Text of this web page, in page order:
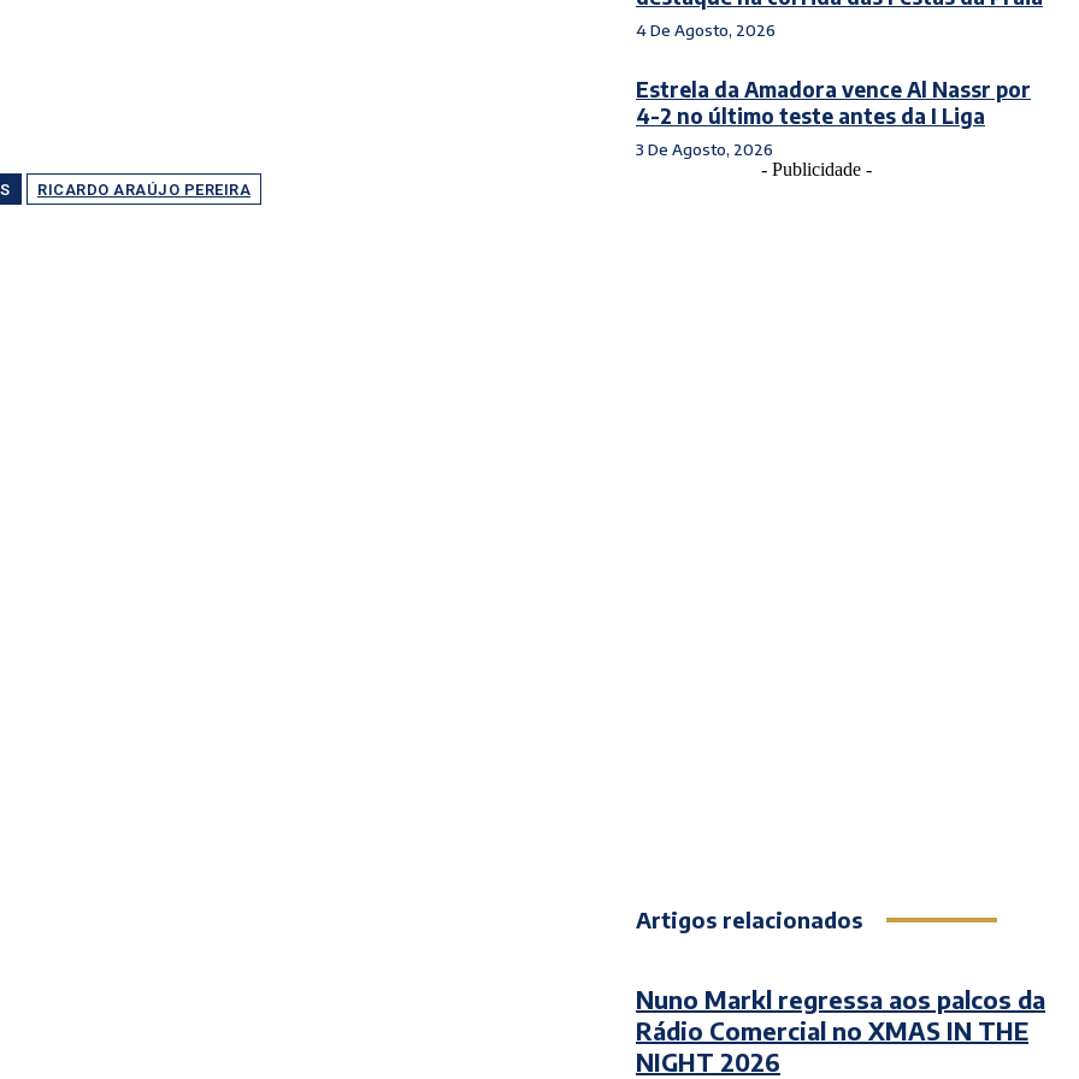
RICARDO ARAÚJO PEREIRA
4 De Agosto, 2026
Estrela da Amadora vence Al Nassr por
4-2 no último teste antes da I Liga
3 De Agosto, 2026
- Publicidade -
Artigos relacionados
Nuno Markl regressa aos palcos da
Rádio Comercial no XMAS IN THE
NIGHT 2026